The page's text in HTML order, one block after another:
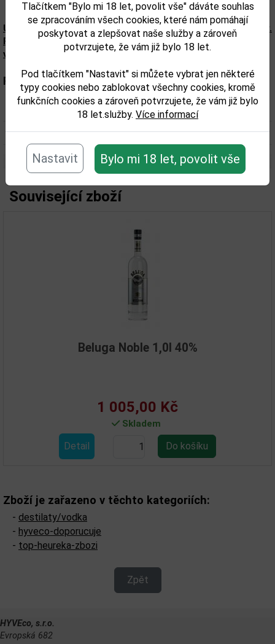
Tlačítkem "Bylo mi 18 let, povolit vše" dáváte souhlas
se zpracováním všech cookies, které nám pomáhají
poskytovat a zlepšovat naše služby a zároveň
potvrzujete, že vám již bylo 18 let.
Pod tlačítkem "Nastavit" si můžete vybrat jen některé
typy cookies nebo zablokovat všechny cookies, kromě
funkčních cookies a zároveň potvrzujete, že vám již bylo
18 let.služby. Více informací
Nastavit Bylo mi 18 let, povolit vše
Upozorňujeme, že tento produkt může obsahovat alergeny.
Přesné složení a alergeny jsou k dispozici na obalu
výrobku. Zkontrolujte prosím před konzumací.
Parametry:
Obsah alkoholu obj. %: 40
Objem obalu (L): 0,7
Související zboží
Beluga Noble 1,0l 40%
1 005,00 Kč
Skladem
Detail
Zboží je zařazeno v těchto kategoriích:
- destilaty/vodka
- hyveco-doporucuje
- top-heureka-zbozi
Zpět
HYVEco, s.r.o.
Evropská 682